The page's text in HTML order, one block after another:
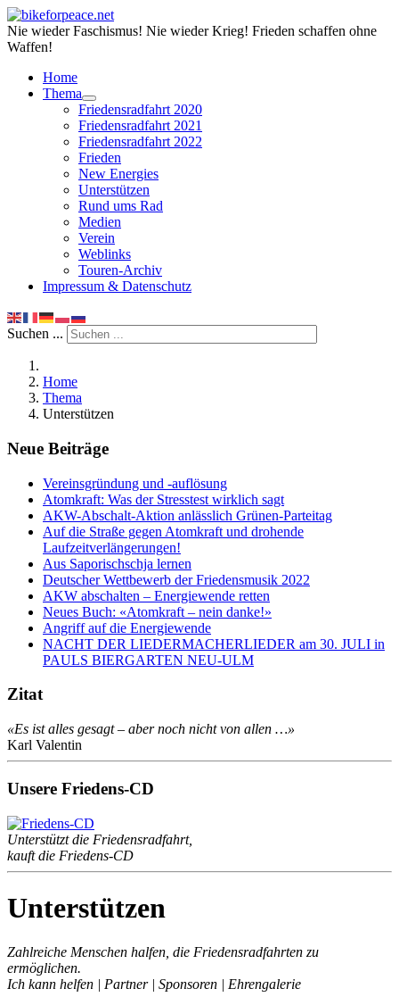
Nie wieder Faschismus! Nie wieder Krieg! Frieden schaffen ohne
Waffen!
Home
Thema
Friedensradfahrt 2020
Friedensradfahrt 2021
Friedensradfahrt 2022
Frieden
New Energies
Unterstützen
Rund ums Rad
Medien
Verein
Weblinks
Touren-Archiv
Impressum & Datenschutz
Suchen ...
Home
Thema
Unterstützen
Neue Beiträge
Vereinsgründung und -auflösung
Atomkraft: Was der Stresstest wirklich sagt
AKW-Abschalt-Aktion anlässlich Grünen-Parteitag
Auf die Straße gegen Atomkraft und drohende
Laufzeitverlängerungen!
Aus Saporischschja lernen
Deutscher Wettbewerb der Friedensmusik 2022
AKW abschalten – Energiewende retten
Neues Buch: «Atomkraft – nein danke!»
Angriff auf die Energiewende
NACHT DER LIEDERMACHERLIEDER am 30. JULI in
PAULS BIERGARTEN NEU-ULM
Zitat
«Es ist alles gesagt – aber noch nicht von allen …»
Karl Valentin
Unsere Friedens-CD
Unterstützt die Friedensradfahrt,
kauft die Friedens-CD
Unterstützen
Zahlreiche Menschen halfen, die Friedensradfahrten zu
ermöglichen.
Ich kann helfen | Partner | Sponsoren | Ehrengalerie